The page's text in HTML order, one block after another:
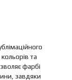
та
фарбі
завдяки